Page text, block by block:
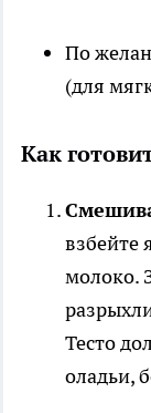
По
(для
Как
взбейте
молоко.
Тесто
оладьи,